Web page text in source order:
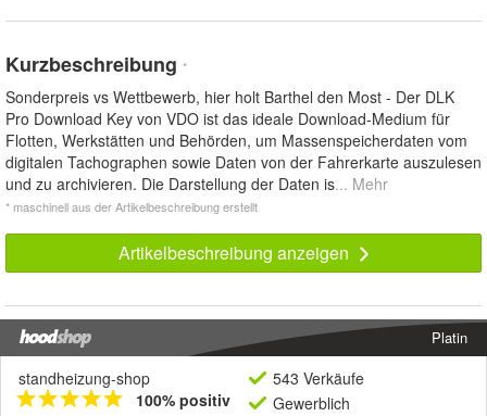
Kurzbeschreibung *
Sonderpreis vs Wettbewerb, hier holt Barthel den Most - Der DLK
Pro Download Key von VDO ist das ideale Download-Medium für
Flotten, Werkstätten und Behörden, um Massenspeicherdaten vom
digitalen Tachographen sowie Daten von der Fahrerkarte auszulesen
und zu archivieren. Die Darstellung der Daten is... Mehr
* maschinell aus der Artikelbeschreibung erstellt
Artikelbeschreibung anzeigen
Platin
standheizung-shop
100% positiv
543 Verkäufe
Gewerblich